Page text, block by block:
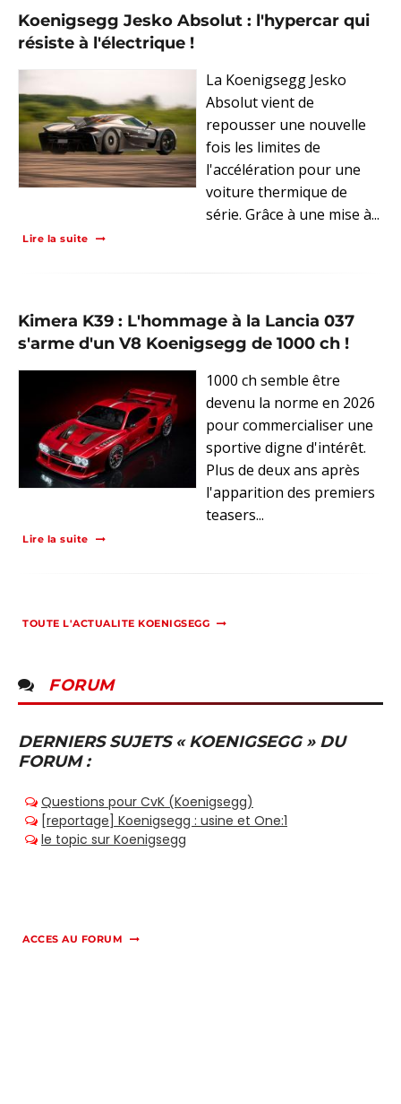
Koenigsegg Jesko Absolut : l'hypercar qui
résiste à l'électrique !
La Koenigsegg Jesko
Absolut vient de
repousser une nouvelle
fois les limites de
l'accélération pour une
voiture thermique de
série. Grâce à une mise à...
Lire la suite
Kimera K39 : L'hommage à la Lancia 037
s'arme d'un V8 Koenigsegg de 1000 ch !
1000 ch semble être
devenu la norme en 2026
pour commercialiser une
sportive digne d'intérêt.
Plus de deux ans après
l'apparition des premiers
teasers...
Lire la suite
TOUTE L'ACTUALITE KOENIGSEGG
FORUM
DERNIERS SUJETS « KOENIGSEGG » DU
FORUM :
ACCES AU FORUM